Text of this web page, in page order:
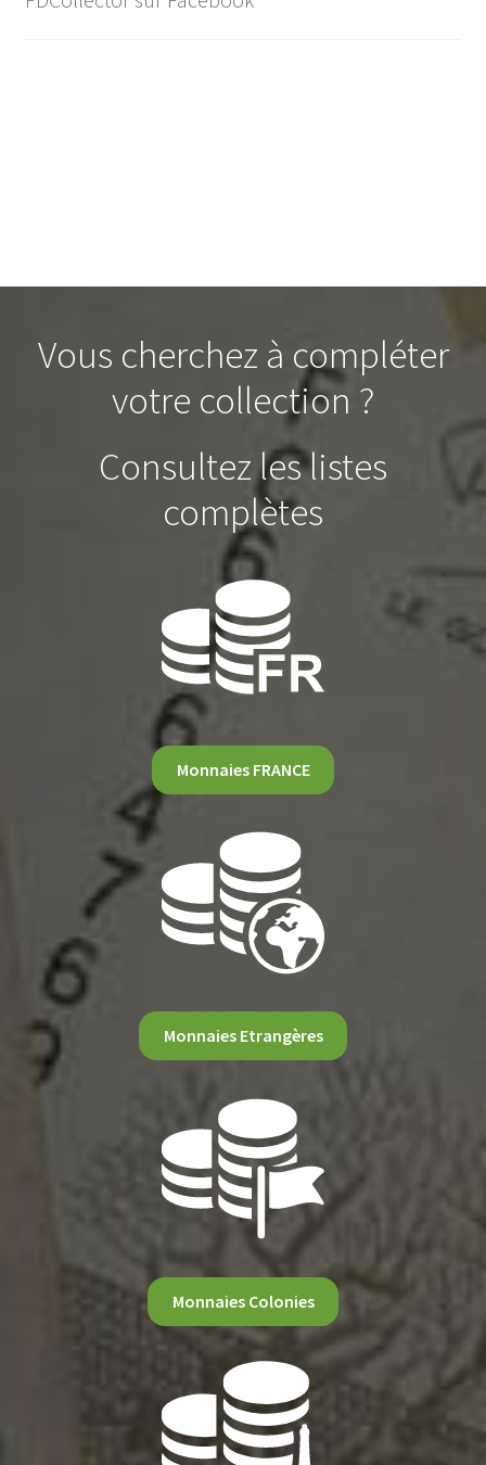
Vous cherchez à compléter
votre collection ?
Consultez les listes
complètes
Monnaies FRANCE
Monnaies Etrangères
Monnaies Colonies